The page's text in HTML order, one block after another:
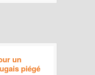
un
piégé